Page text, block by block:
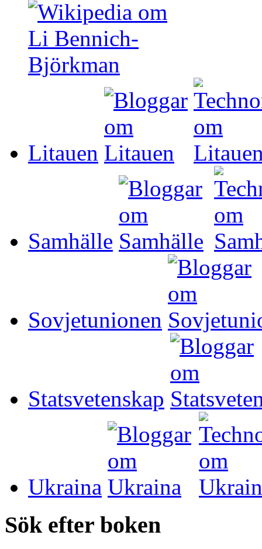
Litauen
Samhälle
Sovjetunionen
Statsvetenskap
Ukraina
Sök efter boken